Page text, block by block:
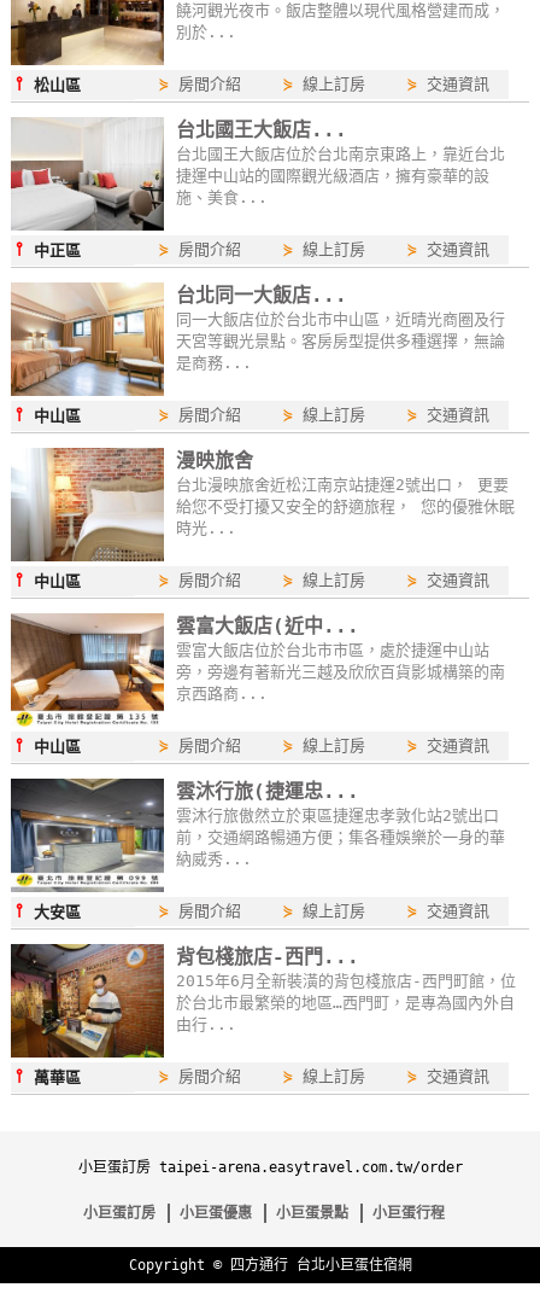
饒河觀光夜市。飯店整體以現代風格營建而成，
別於...
⫯松山區 ⋟ 房間介紹 ⋟線上訂房 ⋟ 交通資訊
台北國王大飯店...
台北國王大飯店位於台北南京東路上，靠近台北
捷運中山站的國際觀光級酒店，擁有豪華的設
施、美食...
⫯ 中正區 ⋟ 房間介紹 ⋟線上訂房 ⋟ 交通資訊
台北同一大飯店...
同一大飯店位於台北市中山區，近晴光商圈及行
天宮等觀光景點。客房房型提供多種選擇，無論
是商務...
⫯ 中山區 ⋟ 房間介紹 ⋟線上訂房 ⋟ 交通資訊
漫映旅舍
台北漫映旅舍近松江南京站捷運2號出口， 更要
給您不受打擾又安全的舒適旅程， 您的優雅休眠
時光...
⫯ 中山區 ⋟ 房間介紹 ⋟線上訂房 ⋟ 交通資訊
雲富大飯店(近中...
雲富大飯店位於台北市市區，處於捷運中山站
旁，旁邊有著新光三越及欣欣百貨影城構築的南
京西路商...
⫯ 中山區 ⋟ 房間介紹 ⋟線上訂房 ⋟ 交通資訊
雲沐行旅(捷運忠...
雲沐行旅傲然立於東區捷運忠孝敦化站2號出口
前，交通網路暢通方便；集各種娛樂於一身的華
納威秀...
⫯大安區 ⋟ 房間介紹 ⋟線上訂房 ⋟ 交通資訊
背包棧旅店-西門...
2015年6月全新裝潢的背包棧旅店-西門町館，位
於台北市最繁榮的地區…西門町，是專為國內外自
由行...
⫯萬華區 ⋟ 房間介紹 ⋟線上訂房 ⋟ 交通資訊
小巨蛋訂房 taipei-arena.easytravel.com.tw/order
小巨蛋訂房 小巨蛋優惠 小巨蛋景點 小巨蛋行程
Copyright © 四方通行 台北小巨蛋住宿網